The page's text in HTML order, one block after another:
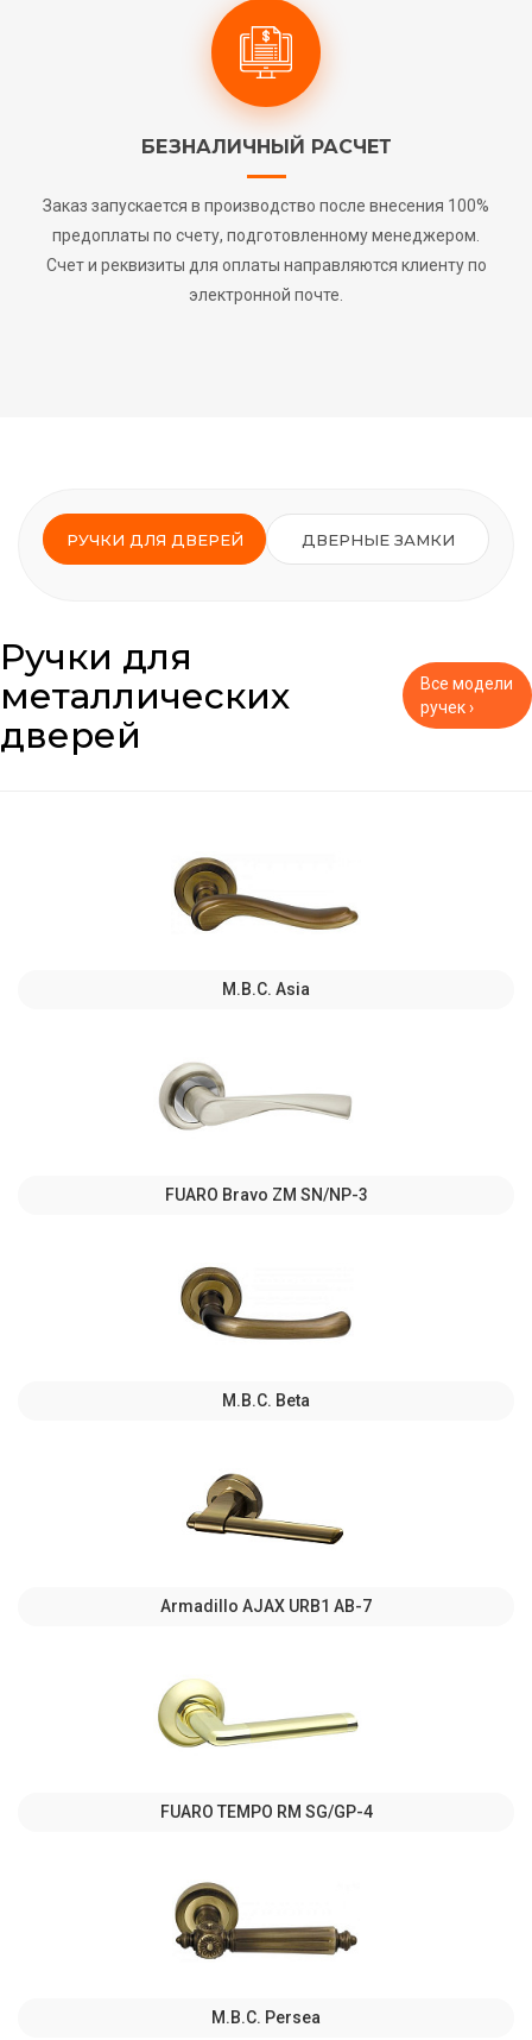
БЕЗНАЛИЧНЫЙ РАСЧЕТ
Заказ запускается в производство после внесения 100%
предоплаты по счету, подготовленному менеджером.
Счет и реквизиты для оплаты направляются клиенту по
электронной почте.
РУЧКИ ДЛЯ ДВЕРЕЙ ДВЕРНЫЕ ЗАМКИ
Ручки для
металлических
дверей
Все модели
ручек ›
M.B.C. Asia
FUARO Bravo ZM SN/NP-3
M.B.C. Beta
Armadillo AJAX URB1 АВ-7
FUARO TEMPO RM SG/GP-4
M.B.C. Persea